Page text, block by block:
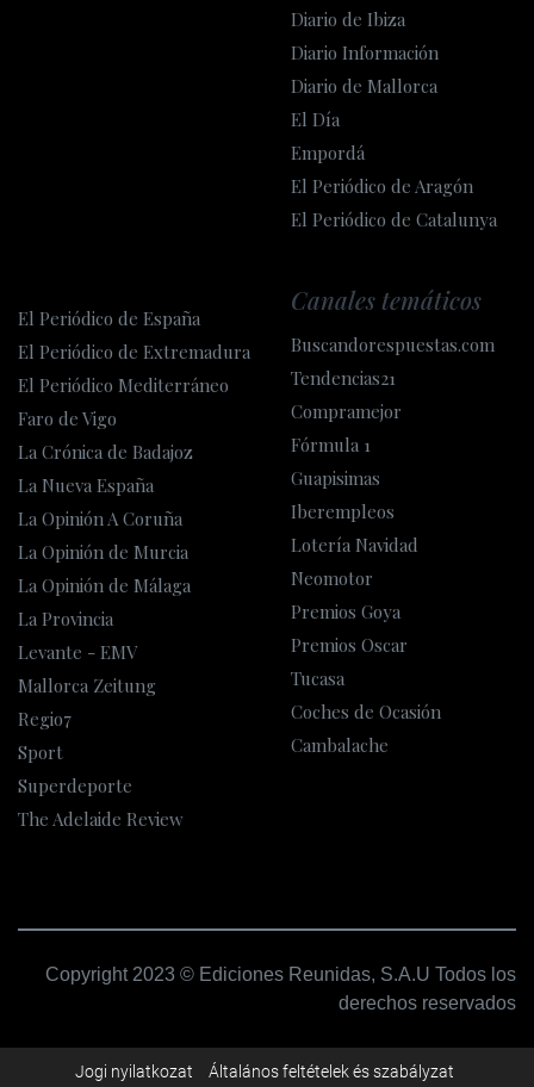
Diario de Ibiza
Diario Información
Diario de Mallorca
El Día
Empordá
El Periódico de Aragón
El Periódico de Catalunya
El Periódico de España
El Periódico de Extremadura
El Periódico Mediterráneo
Faro de Vigo
La Crónica de Badajoz
La Nueva España
La Opinión A Coruña
La Opinión de Murcia
La Opinión de Málaga
La Provincia
Levante - EMV
Mallorca Zeitung
Regio7
Sport
Superdeporte
The Adelaide Review
Canales temáticos
Buscandorespuestas.com
Tendencias21
Compramejor
Fórmula 1
Guapisimas
Iberempleos
Lotería Navidad
Neomotor
Premios Goya
Premios Oscar
Tucasa
Coches de Ocasión
Cambalache
Copyright 2023 © Ediciones Reunidas, S.A.U Todos los
derechos reservados
Jogi nyilatkozat Általános feltételek és szabályzat